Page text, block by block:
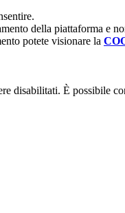
della piattaforma e
potete visionare la
disabilitati. È possibile